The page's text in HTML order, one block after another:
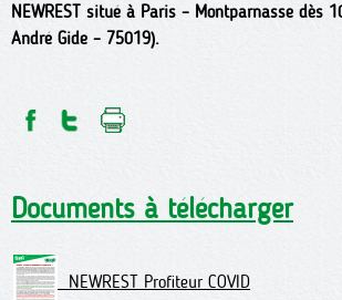
NEWREST situé à Paris – Montparnasse dès
André Gide – 75019).
Documents à télécharger
NEWREST Profiteur COVID